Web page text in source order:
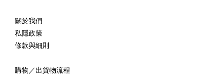
關於我們
私隱政策
條款與細則
購物／出貨物流程